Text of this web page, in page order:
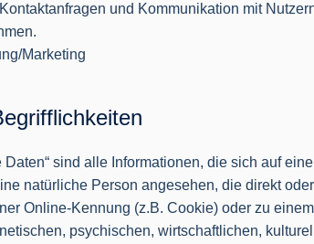
und Kommunikation mit
Marketing
Daten“ sind alle Informationen, die sich auf
natürliche Person angesehen, die direkt
Online-Kennung (z.B. Cookie) oder zu
psychischen, wirtschaftlichen,